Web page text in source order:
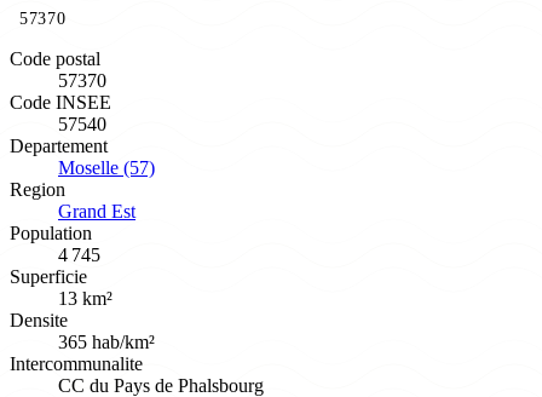
57370
Code postal
57370
Code INSEE
57540
Departement
Moselle (57)
Region
Grand Est
Population
4 745
Superficie
13 km²
Densite
365 hab/km²
Intercommunalite
CC du Pays de Phalsbourg